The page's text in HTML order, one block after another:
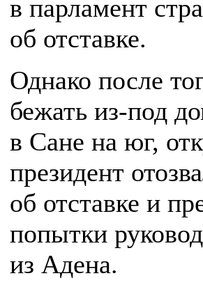
в парламент
об отставке.
Однако после
бежать из-под
в Сане на юг,
президент
об отставке и
попытки
из Адена.